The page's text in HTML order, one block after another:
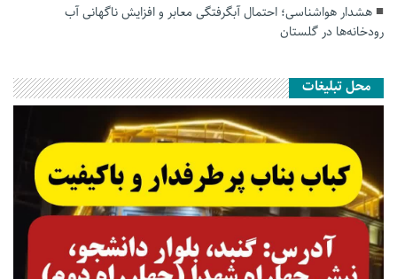
هشدار هواشناسی؛ احتمال آبگرفتگی معابر و افزایش ناگهانی آب
رودخانه‌ها در گلستان
محل تبلیغات